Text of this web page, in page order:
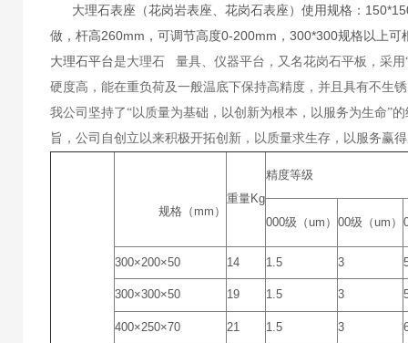
大理石表座（花岗岩表座、花岗石表座）使用规格：
做，杆高260mm，可调节高度0-200mm，300*300规格以上可
大理石平台是大理石 量具、仪器平台，又名花岗石平板，采
硬度高，能在重负荷及一般温底下保持高精度，并且具有不生
我公司坚持了“以质量为基础，以创新为根本，以服务为生命”
旨，公司自创立以来积极开拓创新，以质量求生存，以服务赢
规格（mm）
重量Kg
精度等级
000级（um） 00级（um）
300×200×50 14 1.5 3
300×300×50 19 1.5 3
400×250×70 21 1.5 3